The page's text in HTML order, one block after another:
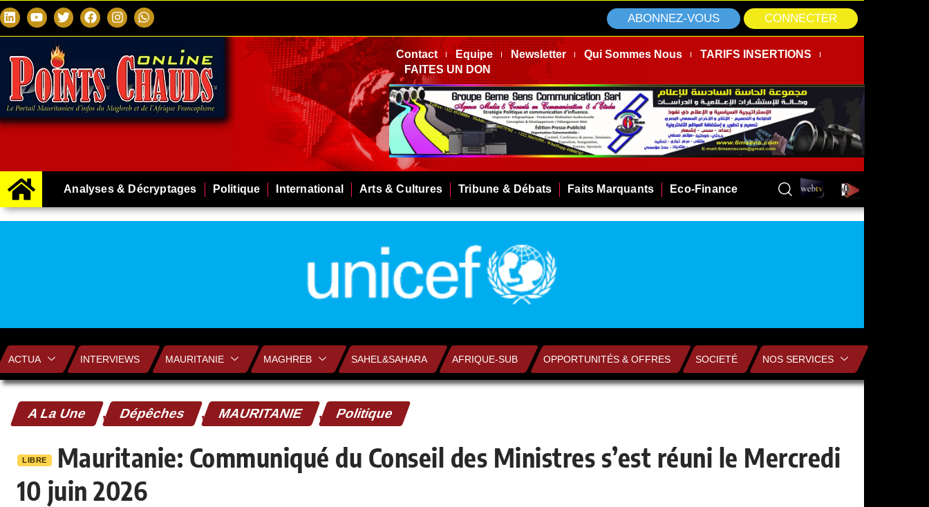
ABONNEZ-VOUS CONNECTER
Contact Equipe Newsletter Qui Sommes Nous
TARIFS INSERTIONS
FAITES UN DON
Analyses & Décryptages Politique International Arts & Cultures Tribune & Débats Faits Marquants Eco-Finance
ACTUA INTERVIEWS MAURITANIE MAGHREB SAHEL&SAHARA AFRIQUE-SUB OPPORTUNITÉS & OFFRES SOCIETÉ NOS SERVICES
A La Une , Dépêches , MAURITANIE , Politique
LIBRE
Mauritanie: Communiqué du Conseil des Ministres s’est réuni le Mercredi
10 juin 2026